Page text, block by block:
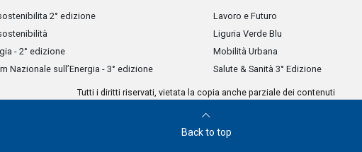
2° edizione
- 2° edizione
Nazionale sull’Energia - 3° edizione
Lavoro e Futuro
Liguria Verde Blu
Mobilità Urbana
Salute & Sanità 3° Edizione
Tutti i diritti riservati, vietata la copia anche parziale dei contenuti
Back to top